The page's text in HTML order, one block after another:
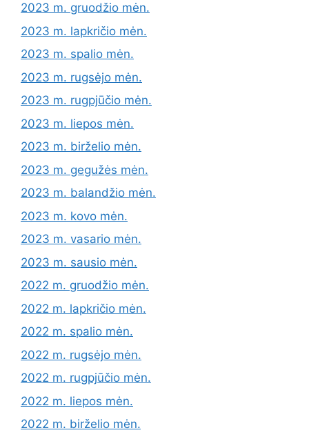
2023 m. gruodžio mėn.
2023 m. lapkričio mėn.
2023 m. spalio mėn.
2023 m. rugsėjo mėn.
2023 m. rugpjūčio mėn.
2023 m. liepos mėn.
2023 m. birželio mėn.
2023 m. gegužės mėn.
2023 m. balandžio mėn.
2023 m. kovo mėn.
2023 m. vasario mėn.
2023 m. sausio mėn.
2022 m. gruodžio mėn.
2022 m. lapkričio mėn.
2022 m. spalio mėn.
2022 m. rugsėjo mėn.
2022 m. rugpjūčio mėn.
2022 m. liepos mėn.
2022 m. birželio mėn.